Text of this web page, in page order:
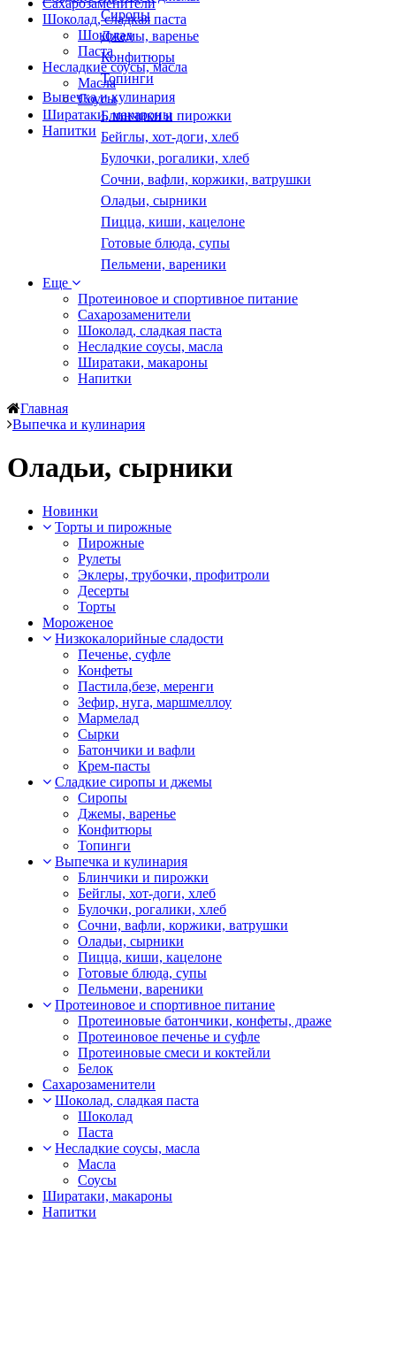
Сахарозаменители
Шоколад, сладкая паста
Шоколад
Паста
Несладкие соусы, масла
Масла
Соусы
Ширатаки, макароны
Напитки
Сиропы
Джемы, варенье
Конфитюры
Топинги
Выпечка и кулинария
Блинчики и пирожки
Бейглы, хот-доги, хлеб
Булочки, рогалики, хлеб
Сочни, вафли, коржики, ватрушки
Оладьи, сырники
Пицца, киши, кацелоне
Готовые блюда, супы
Пельмени, вареники
Еще
Протеиновое и спортивное питание
Сахарозаменители
Шоколад, сладкая паста
Несладкие соусы, масла
Ширатаки, макароны
Напитки
Главная
Выпечка и кулинария
Оладьи, сырники
Новинки
Торты и пирожные
Пирожные
Рулеты
Эклеры, трубочки, профитроли
Десерты
Торты
Мороженое
Низкокалорийные сладости
Печенье, суфле
Конфеты
Пастила,безе, меренги
Зефир, нуга, маршмеллоу
Мармелад
Сырки
Батончики и вафли
Крем-пасты
Сладкие сиропы и джемы
Сиропы
Джемы, варенье
Конфитюры
Топинги
Выпечка и кулинария
Блинчики и пирожки
Бейглы, хот-доги, хлеб
Булочки, рогалики, хлеб
Сочни, вафли, коржики, ватрушки
Оладьи, сырники
Пицца, киши, кацелоне
Готовые блюда, супы
Пельмени, вареники
Протеиновое и спортивное питание
Протеиновые батончики, конфеты, драже
Протеиновое печенье и суфле
Протеиновые смеси и коктейли
Белок
Сахарозаменители
Шоколад, сладкая паста
Шоколад
Паста
Несладкие соусы, масла
Масла
Соусы
Ширатаки, макароны
Напитки